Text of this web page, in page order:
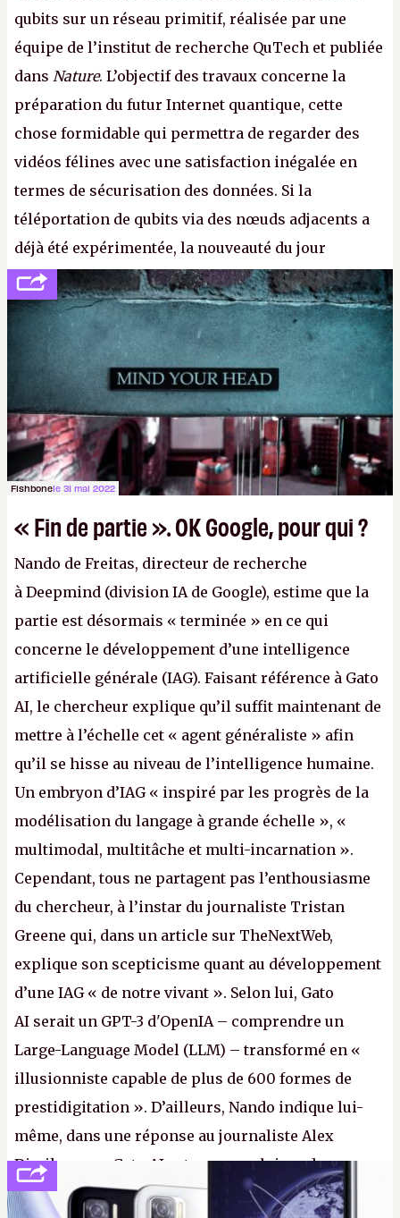
qubits sur un réseau primitif, réalisée par une
équipe de l’institut de recherche QuTech et publiée
dans Nature. L’objectif des travaux concerne la
préparation du futur Internet quantique, cette
chose formidable qui permettra de regarder des
vidéos félines avec une satisfaction inégalée en
termes de sécurisation des données. Si la
téléportation de qubits via des nœuds adjacents a
déjà été expérimentée, la nouveauté du jour
concerne le recours à des nœuds distants, pour ne
pas dire un réseau quantique multimédia interactif
(avec l’option Péritel). (
http://cpc.cx/AH432N4
Crédit photo : QuTech / Nature)
Fishbonele 31 mai 2022
« Fin de partie ». OK Google, pour qui ?
Nando de Freitas, directeur de recherche
à Deepmind (division IA de Google), estime que la
partie est désormais « terminée » en ce qui
concerne le développement d’une intelligence
artificielle générale (IAG). Faisant référence à Gato
AI, le chercheur explique qu’il suffit maintenant de
mettre à l’échelle cet « agent généraliste » afin
qu’il se hisse au niveau de l’intelligence humaine.
Un embryon d’IAG « inspiré par les progrès de la
modélisation du langage à grande échelle », «
multimodal, multitâche et multi-incarnation ».
Cependant, tous ne partagent pas l’enthousiasme
du chercheur, à l’instar du journaliste Tristan
Greene qui, dans un article sur TheNextWeb,
explique son scepticisme quant au développement
d’une IAG « de notre vivant ». Selon lui, Gato
AI serait un GPT-3 d'OpenIA – comprendre un
Large-Language Model (LLM) – transformé en «
illusionniste capable de plus de 600 formes de
prestidigitation ». D’ailleurs, Nando indique lui-
même, dans une réponse au journaliste Alex
Dimikas, que Gato AI est « encore loin » de
prétendre réussir le célèbre test de Turing. (Crédit